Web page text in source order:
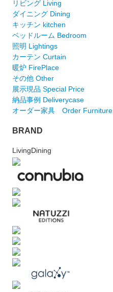
リビング Living
ダイニング Dining
キッチン kitchen
ベッドルーム Bedroom
照明 Lightings
カーテン Curtain
暖炉 FirePlace
その他 Other
展示現品 Special Price
納品事例 Deliverycase
オーダー家具 Order Furniture
BRAND
LivingDining